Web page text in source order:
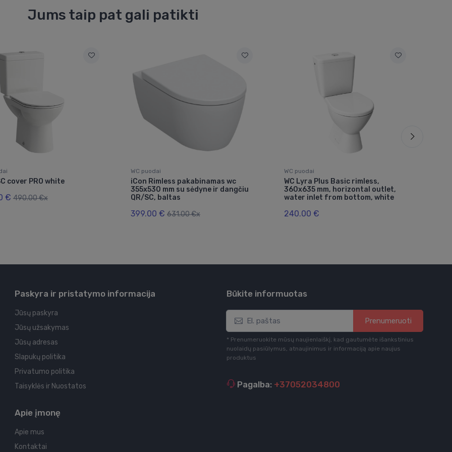
Jums taip pat gali patikti
cover PRO white
€ 490.00 €x
WC puodai
iCon Rimless pakabinamas wc
355x530 mm su sėdyne ir dangčiu
QR/SC, baltas
399.00 € 631.00 €x
WC puodai
WC Lyra Plus Basic rimless,
360x635 mm, horizontal outlet,
water inlet from bottom, white
240.00 €
Paskyra ir pristatymo informacija
Jūsų paskyra
Jūsų užsakymas
Jūsų adresas
Slapukų politika
Privatumo politika
Taisyklės ir Nuostatos
Apie įmonę
Apie mus
Kontaktai
Būkite informuotas
Prenumeruoti
* Prenumeruokite mūsų naujienlaiškį, kad gautumėte išankstinius
nuolaidų pasiūlymus, atnaujinimus ir informaciją apie naujus
produktus
Pagalba: +37052034800